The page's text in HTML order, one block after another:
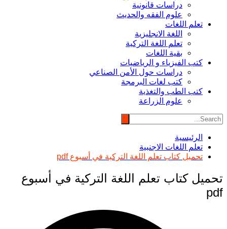
دراسات قانونية
علوم الفقه والحديث
تعلم اللغات
اللغة الانجليزية
تعلم اللغة التركية
بقية اللغات
كتب الفيزياء و الرياضيات
دراسات حول الأمن الصناعي
كتب لغات البرمجة
كتب الطب والتغذية
علوم الزراعة
الرئيسية
تعلم اللغات الاجنبية
تحميل كتاب تعلم اللغة التركية في أسبوع pdf
تحميل كتاب تعلم اللغة التركية في أسبوع
pdf